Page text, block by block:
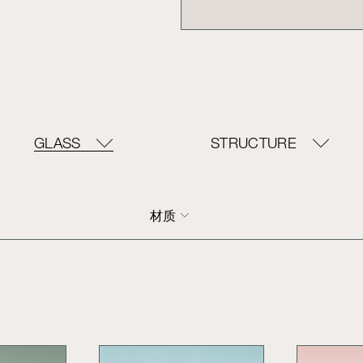
GLASS STRUCTURE
材质